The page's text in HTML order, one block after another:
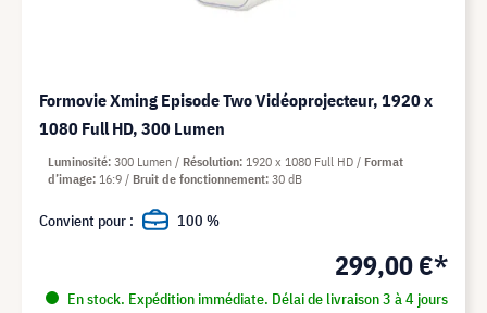
Formovie Xming Episode Two Vidéoprojecteur, 1920 x
1080 Full HD, 300 Lumen
299,00 €*
En stock. Expédition immédiate. Délai de livraison 3 à 4 jours
Luminosité 300 Lumen Résolution 1920 x 1080 Full HD
Format
d’image 16:9 Bruit de fonctionnement 30 dB
Convient pour : 100 %